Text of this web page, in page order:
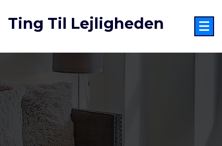
indhold
Ting Til Lejligheden